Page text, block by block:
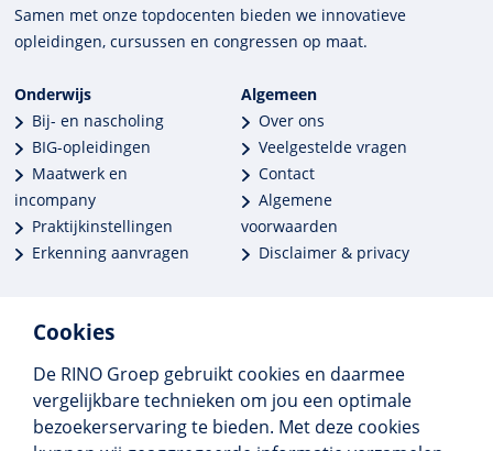
Cookies
De RINO Groep gebruikt cookies en daarmee
vergelijkbare technieken om jou een optimale
bezoekerservaring te bieden. Met deze cookies
Samen met onze top­docenten bieden we innova­tieve
opleidingen, cursussen en congres­sen op maat.
Onderwijs
Bij- en nascholing
BIG-opleidingen
Maatwerk en
incompany
Praktijkinstellingen
Erkenning aanvragen
Algemeen
Over ons
Veelgestelde vragen
Contact
Algemene
voorwaarden
Disclaimer & privacy
Meer dan 250 opleidingen
Alle BIG-opleidingen in huis
Cedeo-erkend en CRKBO-geregistreerd